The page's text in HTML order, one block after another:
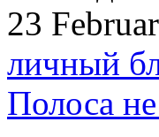
23
личный
Полоса